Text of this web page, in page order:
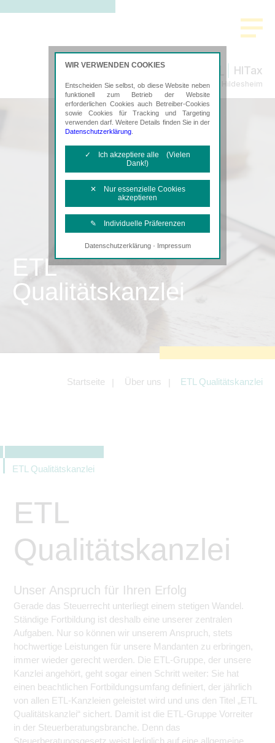
HITax
Steuerberatung in Hildesheim
ETL
Qualitätskanzlei
Startseite Über uns ETL Qualitätskanzlei
ETL Qualitätskanzlei
ETL
Qualitätskanzlei
Unser Anspruch für Ihren Erfolg
Gerade das Steuerrecht unterliegt einem stetigen Wandel.
Ständige Fortbildung ist deshalb eine unserer zentralen
Aufgaben. Nur so können wir unserem Anspruch, stets
hochwertige Leistungen für unsere Mandanten zu erbringen,
immer wieder gerecht werden. Die ETL-Gruppe, der unsere
Kanzlei angehört, geht sogar einen Schritt weiter: Sie hat
einen beachtlichen Fortbildungsumfang definiert, der jährlich
von allen ETL-Kanzleien geleistet wird und uns den Titel „ETL
Qualitätskanzlei“ sichert. Damit ist die ETL-Gruppe Vorreiter
in der Steuerberatungsbranche. Denn das
Steuerberatungsgesetz weist lediglich auf eine allgemeine
WIR VERWENDEN COOKIES
Entscheiden Sie selbst, ob diese Website neben
funktionell zum Betrieb der Website
erforderlichen Cookies auch Betreiber-Cookies
sowie Cookies für Tracking und Targeting
verwenden darf. Weitere Details finden Sie in der
Datenschutzerklärung
✓ Ich akzeptiere alle (Vielen
Dank!)
✕ Nur essenzielle Cookies
akzeptieren
✎ Individuelle Präferenzen
Notwendige Cookies
Diese Cookies sind erforderlich, um die
Tracking- und Targeting-Cookies
Angebotes einschließlich der
Angeboten von z.B. Facebook und
LinkedIn.
können.
Datenschutzerklärung· Impressum